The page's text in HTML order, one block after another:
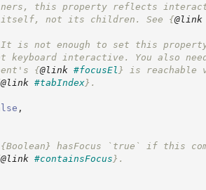
this property reflects
not its children. See {@link
not enough to set this property
interactive. You also need
{@link #focusEl } is reachable
@link #tabIndex} .
,
{Boolean}
hasFocus `true` if this
@link #containsFocus } .